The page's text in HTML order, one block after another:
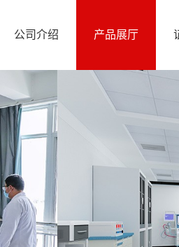
公司介绍 产品展厅